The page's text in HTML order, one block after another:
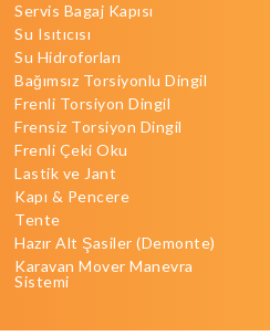
Servis Bagaj Kapısı
Su Isıtıcısı
Su Hidroforları
Bağımsız Torsiyonlu Dingil
Frenli Torsiyon Dingil
Frensiz Torsiyon Dingil
Frenli Çeki Oku
Lastik ve Jant
Kapı & Pencere
Tente
Hazır Alt Şasiler (Demonte)
Karavan Mover Manevra
Sistemi